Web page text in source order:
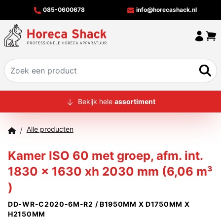
085-0600678 info@horecashack.nl
HOME
MERKEN
OFFERTECHECKER
Bekijk hele assortiment
/ Alle producten
Kamer ISO 60 met groep, afm. int.
1830 x 1630 xh 2030 mm (6,06 m³
)
DD-WR-C2020-6M-R2 / B1950MM X D1750MM X
H2150MM